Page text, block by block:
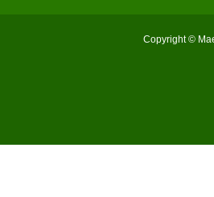
Copyright ©